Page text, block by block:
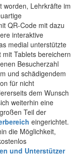
worden, Lehrkräfte im
QR-Code mit dazu
interaktive
medial unterstützte
Tablets bereichern
Besucherzahl
und schädigendem
für nicht
dem Wunsch
weiterhin eine
Teil der
eingerichtet.
die Möglichkeit,
und Unterstützer